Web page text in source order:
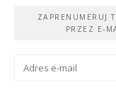
ZAPRENUMERUJ
PRZEZ E-
Adres